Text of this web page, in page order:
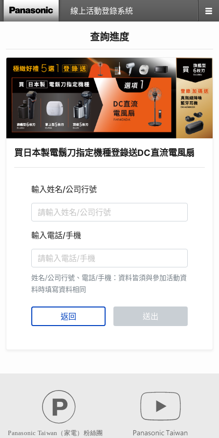
線上活動登錄系統
查詢進度
買日本製電鬍刀指定機種登錄送DC直流電風扇
輸入姓名/公司行號
輸入電話/手機
姓名/公司行號、電話/手機：資料皆須與參加活動資
料時填寫資料相同
返回 送出